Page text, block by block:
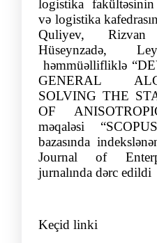
logistika
və logistika
Quliyev,
Hüseynzadə,
həmmüəllifliklə
GENERAL
SOLVING THE
OF
məqaləsi
bazasında
Journal of
jurnalında dərc edildi
Keçid linki